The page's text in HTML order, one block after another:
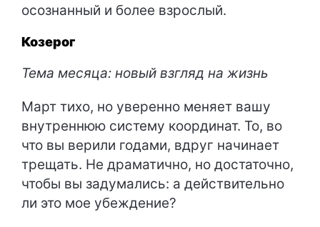
осознанный и более взрослый.
Козерог
Тема месяца: новый взгляд на жизнь
Март тихо, но уверенно меняет вашу
внутреннюю систему координат. То, во
что вы верили годами, вдруг начинает
трещать. Не драматично, но достаточно,
чтобы вы задумались: а действительно
ли это мое убеждение?